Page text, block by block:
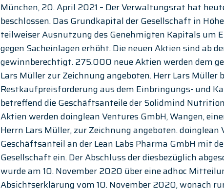
München, 20. April 2021 – Der Verwaltungsrat hat
beschlossen. Das Grundkapital der Gesellschaft in
teilweiser Ausnutzung des Genehmigten Kapitals um
gegen Sacheinlagen erhöht. Die neuen Aktien sind ab
gewinnberechtigt. 275.000 neue Aktien werden dem
Lars Müller zur Zeichnung angeboten. Herr Lars Müller
Restkaufpreisforderung aus dem Einbringungs- und
betreffend die Geschäftsanteile der Solidmind
Aktien werden doinglean Ventures GmbH, Wangen,
Herrn Lars Müller, zur Zeichnung angeboten.
Geschäftsanteil an der Lean Labs Pharma GmbH mit
Gesellschaft ein. Der Abschluss der diesbezüglich
wurde am 10. November 2020 über eine adhoc
Absichtserklärung vom 10. November 2020, wonach